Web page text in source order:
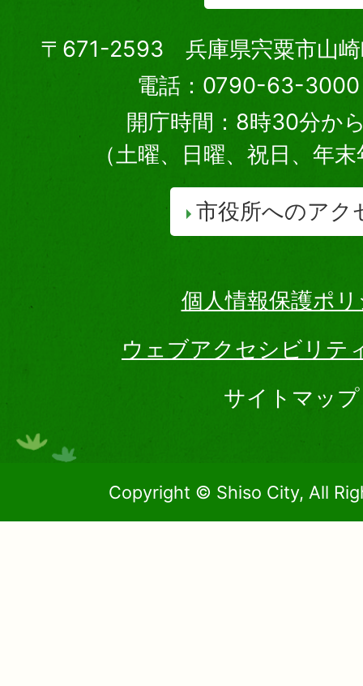
〒671-2593 兵庫県宍粟市山崎
電話：0790-63-3000
開庁時間：8時30分か
（土曜、日曜、祝日、年
市役所へのアク
個人情報保護ポ
ウェブアクセシビリテ
サイトマップ
Copyright © Shiso City, All